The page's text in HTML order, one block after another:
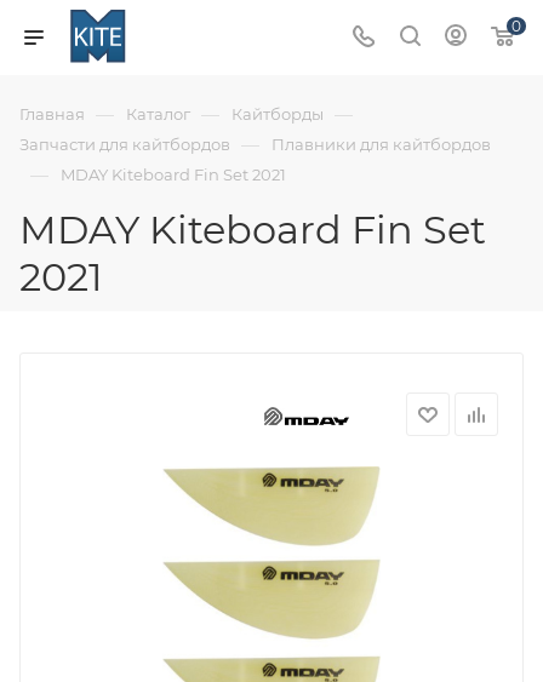
0
Главная — Каталог — Кайтборды —
Запчасти для кайтбордов — Плавники для кайтбордов
— MDAY Kiteboard Fin Set 2021
MDAY Kiteboard Fin Set
2021